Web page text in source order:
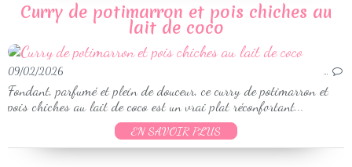
Curry de potimarron et pois chiches au
lait de coco
09/02/2026 …
Fondant, parfumé et plein de douceur, ce curry de potimarron et
pois chiches au lait de coco est un vrai plat réconfortant...
EN SAVOIR PLUS